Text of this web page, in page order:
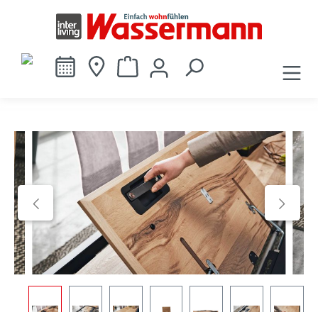
springen
Bildergalerie überspringen